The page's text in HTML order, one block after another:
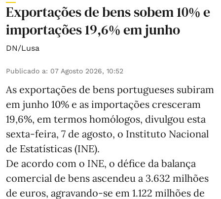
Exportações de bens sobem 10% e
importações 19,6% em junho
DN/Lusa
Publicado a: 07 Agosto 2026, 10:52
As exportações de bens portugueses subiram
em junho 10% e as importações cresceram
19,6%, em termos homólogos, divulgou esta
sexta-feira, 7 de agosto, o Instituto Nacional
de Estatísticas (INE).
De acordo com o INE, o défice da balança
comercial de bens ascendeu a 3.632 milhões
de euros, agravando-se em 1.122 milhões de